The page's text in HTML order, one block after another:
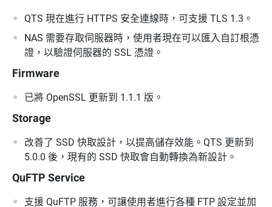
QTS 現在進行 HTTPS 安全連線時，可支援 TLS 1.3。
NAS 需要存取伺服器時，使用者現在可以匯入自訂根憑
證，以驗證伺服器的 SSL 憑證。
Firmware
已將 OpenSSL 更新到 1.1.1 版。
Storage
改善了 SSD 快取設計，以提高儲存效能。QTS 更新到
5.0.0 後，現有的 SSD 快取會自動轉換為新設計。
QuFTP Service
支援 QuFTP 服務，可讓使用者進行各種 FTP 設定並加